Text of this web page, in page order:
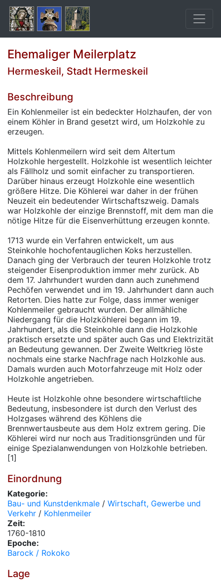
Ehemaliger Meilerplatz
Hermeskeil, Stadt Hermeskeil
Beschreibung
Ein Kohlenmeiler ist ein bedeckter Holzhaufen, der von
einem Köhler in Brand gesetzt wird, um Holzkohle zu
erzeugen.
Mittels Kohlenmeilern wird seit dem Altertum
Holzkohle hergestellt. Holzkohle ist wesentlich leichter
als Fällholz und somit einfacher zu transportieren.
Darüber hinaus erzeugt Holzkohle eine wesentlich
größere Hitze. Die Köhlerei war daher in der frühen
Neuzeit ein bedeutender Wirtschaftszweig. Damals
war Holzkohle der einzige Brennstoff, mit dem man die
nötige Hitze für die Eisenverhüttung erzeugen konnte.
1713 wurde ein Verfahren entwickelt, um aus
Steinkohle hochofentauglichen Koks herzustellen.
Danach ging der Verbrauch der teuren Holzkohle trotz
steigender Eisenproduktion immer mehr zurück. Ab
dem 17. Jahrhundert wurden dann auch zunehmend
Pechöfen verwendet und im 19. Jahrhundert dann auch
Retorten. Dies hatte zur Folge, dass immer weniger
Kohlenmeiler gebraucht wurden. Der allmähliche
Niedergang für die Holzköhlerei begann im 19.
Jahrhundert, als die Steinkohle dann die Holzkohle
praktisch ersetzte und später auch Gas und Elektrizität
an Bedeutung gewannen. Der Zweite Weltkrieg löste
nochmals eine starke Nachfrage nach Holzkohle aus.
Damals wurden auch Motorfahrzeuge mit Holz oder
Holzkohle angetrieben.
Heute ist Holzkohle ohne besondere wirtschaftliche
Bedeutung, insbesondere ist durch den Verlust des
Holzgases während des Köhlens die
Brennwertausbeute aus dem Holz extrem gering. Die
Köhlerei wird nur noch aus Traditionsgründen und für
einige Spezialanwendungen von Holzkohle betrieben.
[1]
Einordnung
Kategorie:
Bau- und Kunstdenkmale / Wirtschaft, Gewerbe und
Verkehr / Kohlenmeiler
Zeit:
1760-1810
Epoche:
Barock / Rokoko
Lage